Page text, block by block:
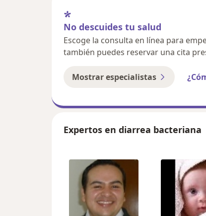
No descuides tu salud
Escoge la consulta en línea para
también puedes reservar una cita
Mostrar especialistas
Expertos en diarrea bacteriana